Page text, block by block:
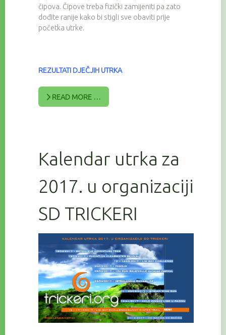
čipova. Čipove treba fizički zamijeniti pa zato
dođite ranije kako bi stigli sve obaviti prije
početka utrke.
REZULTATI DJEČJIH UTRKA
READ MORE …
Kalendar utrka za
2017. u organizaciji
SD TRICKERI